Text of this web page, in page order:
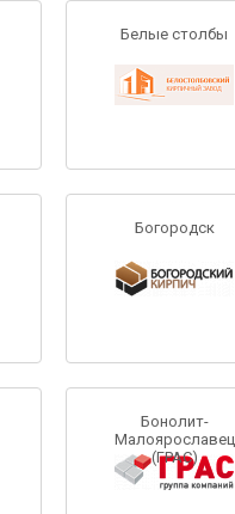
Белые столбы
Богородск
Бонолит-
Малоярославец
(ГРАС)